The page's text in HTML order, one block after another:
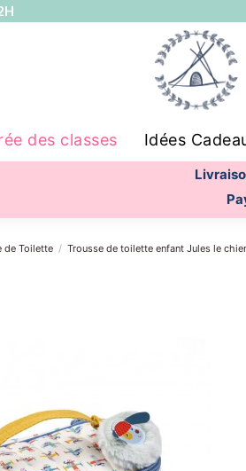
des classes Idées
de Toilette Trousse de toilette enfant Jules le